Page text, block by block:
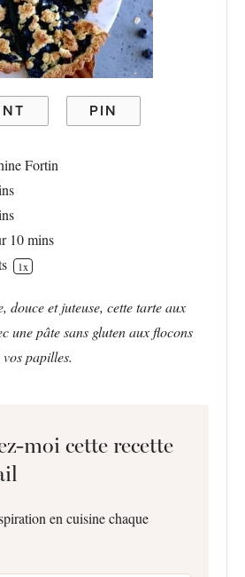
PIN
Fortin
10 mins
1x
douce et juteuse, cette tarte aux
une pâte sans gluten aux flocons
papilles.
moi cette recette
en cuisine chaque